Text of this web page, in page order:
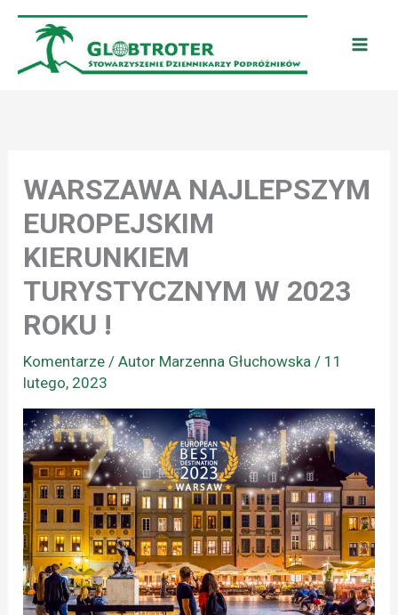
Przejdź
treści
WARSZAWA NAJLEPSZYM
EUROPEJSKIM
KIERUNKIEM
TURYSTYCZNYM W 2023
ROKU !
Komentarze / Autor Marzenna Głuchowska/ 11
lutego, 2023